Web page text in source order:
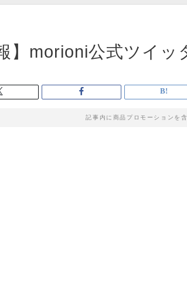
】morioni公式ツイ
記事内に商品プロモーションを